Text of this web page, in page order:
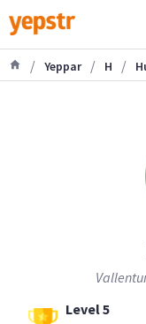
/ Yeppar / H /
Level 5